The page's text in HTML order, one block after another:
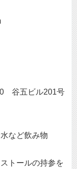
谷五ビル201号
など飲み物
トールの持参を